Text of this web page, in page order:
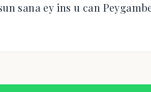
sana ey ins u can